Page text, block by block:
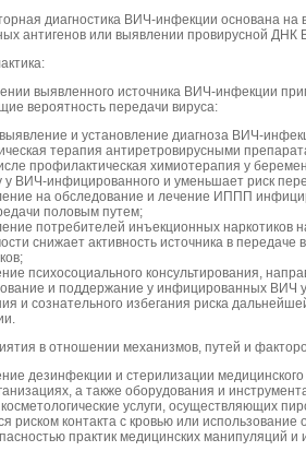
диагностика ВИЧ-инфекции основана на
антигенов или выявлении провирусной
выявленного источника ВИЧ-инфекции
вероятность передачи вируса:
и установление диагноза ВИЧ-
терапия антиретровирусными
профилактическая химиотерапия у
у ВИЧ-инфицированного и уменьшает риск
на обследование и лечение ИППП
половым путем;
потребителей инъекционных наркотиков
снижает активность источника в передаче
психосоциального консультирования,
и поддержание у инфицированных ВИЧ
и сознательного избегания риска
в отношении механизмов, путей и
дезинфекции и стерилизации
а также оборудования и
услуги, осуществляющих
контакта с кровью или использование
практик медицинских манипуляций и